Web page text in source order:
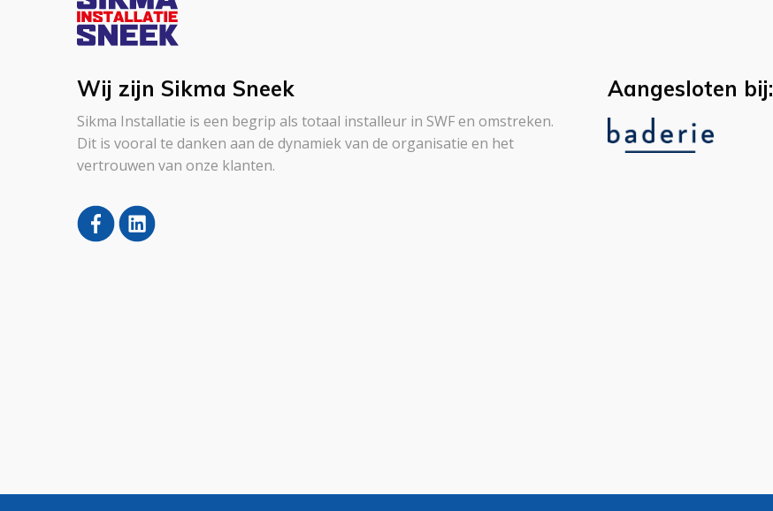
Wij zijn Sikma Sneek
Sikma Installatie is een begrip als totaal installeur in SWF en omstreken.
Dit is vooral te danken aan de dynamiek van de organisatie en het
vertrouwen van onze klanten.
Aangesloten bij: